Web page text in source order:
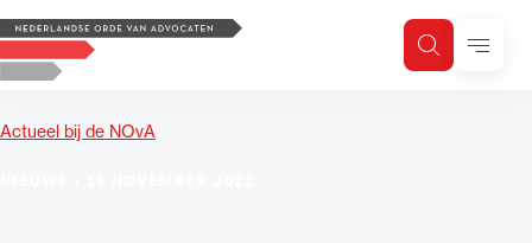
Logo, to the homepage
ZoekenMenu
Actueel bij de NOvA
Zoeken
Zoek op trefwoord